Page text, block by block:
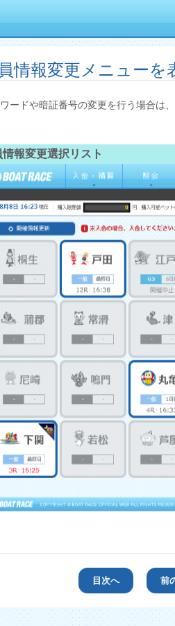
情報変更メニューを
ードや暗証番号の変更を行う場合は
情報変更選択リスト
目次へ 前